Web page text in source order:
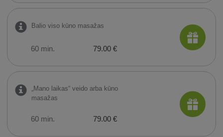
Balio viso kūno masažas
60 min. 79.00 €
„Mano laikas“ veido arba kūno
masažas
60 min. 79.00 €